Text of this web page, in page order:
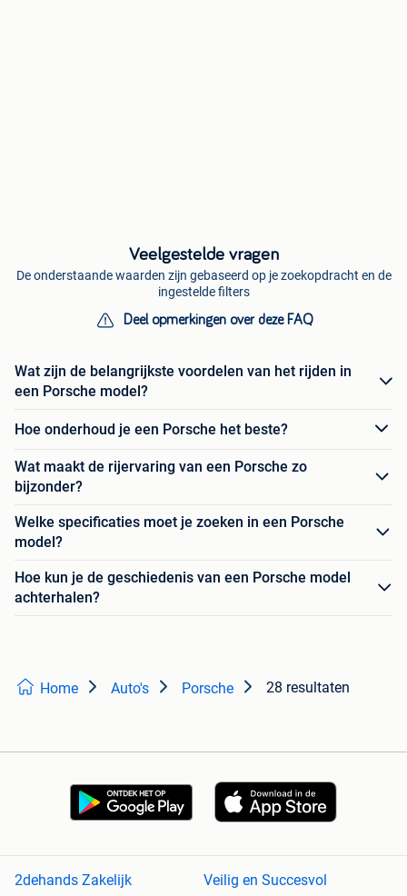
Veelgestelde vragen
De onderstaande waarden zijn gebaseerd op je zoekopdracht en de
ingestelde filters
Deel opmerkingen over deze FAQ
Wat zijn de belangrijkste voordelen van het rijden in
een Porsche model?
Hoe onderhoud je een Porsche het beste?
Wat maakt de rijervaring van een Porsche zo
bijzonder?
Welke specificaties moet je zoeken in een Porsche
model?
Hoe kun je de geschiedenis van een Porsche model
achterhalen?
Home Auto's Porsche 28 resultaten
2dehands Zakelijk Veilig en Succesvol